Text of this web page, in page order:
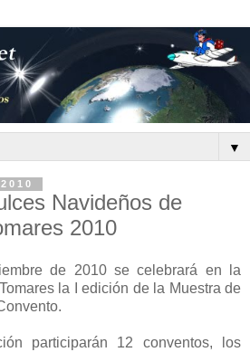
▼
Navideños de
2010
de 2010 se celebrará en la
la I edición de la Muestra de
participarán 12 conventos, los